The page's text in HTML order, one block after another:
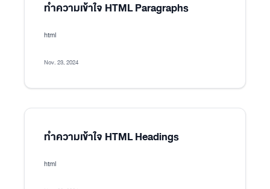
ทำความเข้าใจ HTML Paragraphs
html
Nov. 23, 2024
ทำความเข้าใจ HTML Headings
html